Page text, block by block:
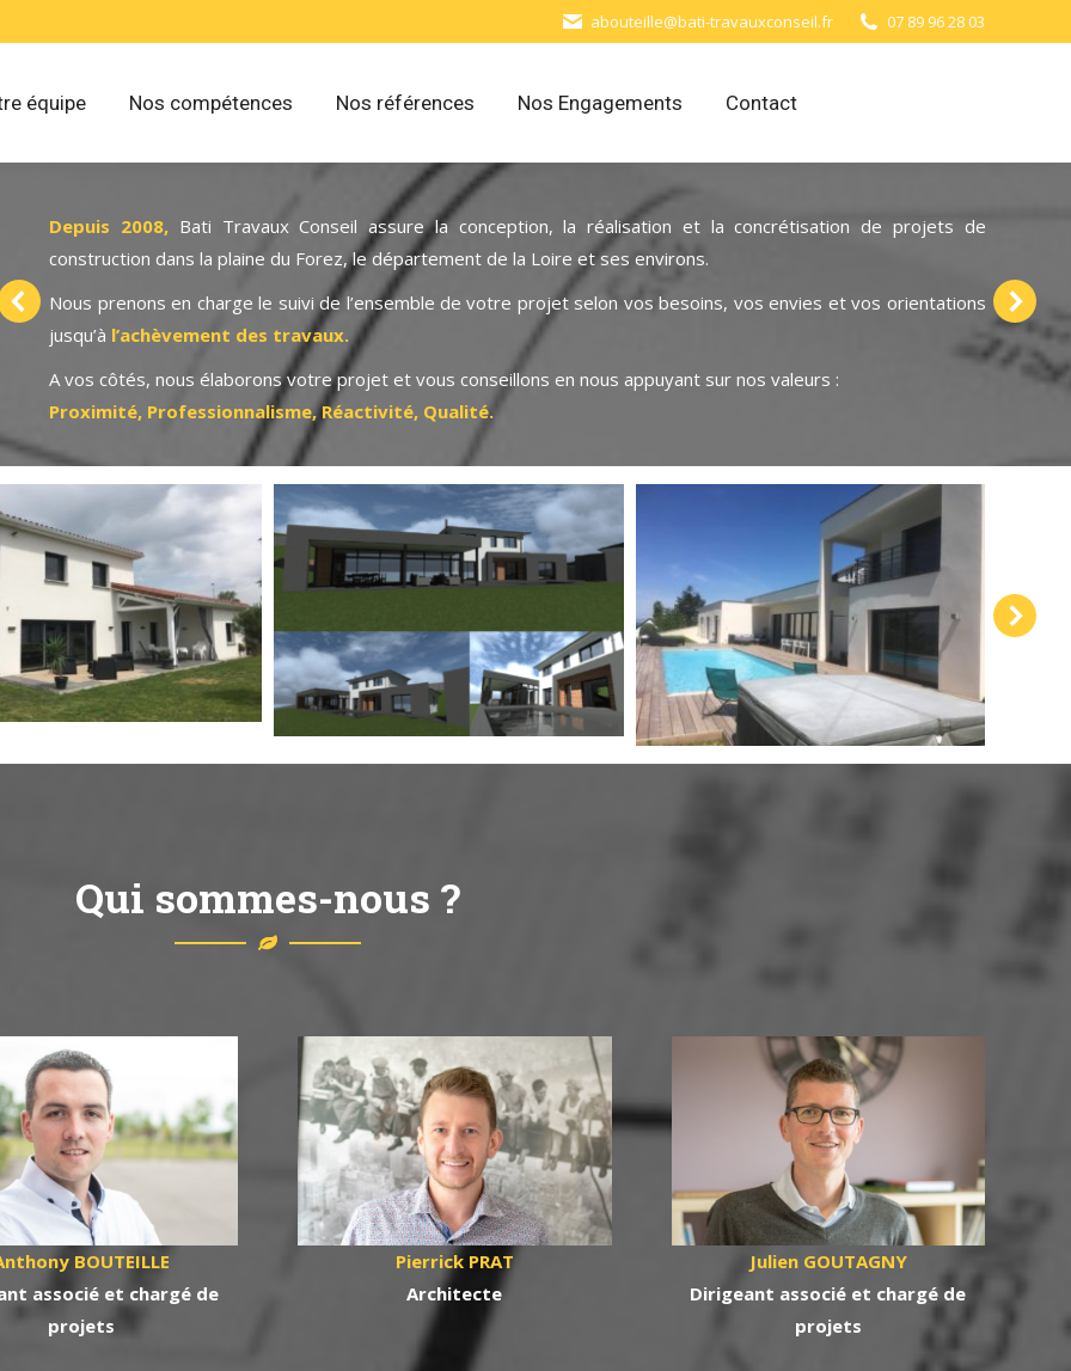
abouteille@bati-travauxconseil.fr 07 89 96 28 03
équipe Nos compétences Nos références Nos Engagements Contact
Depuis 2008, Bati Travaux Conseil assure la conception, la réalisation et la concrétisation de projets de
construction dans la plaine du Forez, le département de la Loire et ses environs.
Nous prenons en charge le suivi de l’ensemble de votre projet selon vos besoins, vos envies et vos orientations
jusqu’à l’achèvement des travaux.
A vos côtés, nous élaborons votre projet et vous conseillons en nous appuyant sur nos valeurs :
Proximité, Professionnalisme, Réactivité, Qualité.
et
Qui sommes-nous ?
BOUTEILLE
associé et chargé de
projets
Pierrick PRAT
Architecte
Julien GOUTAGNY
Dirigeant associé et chargé de
projets